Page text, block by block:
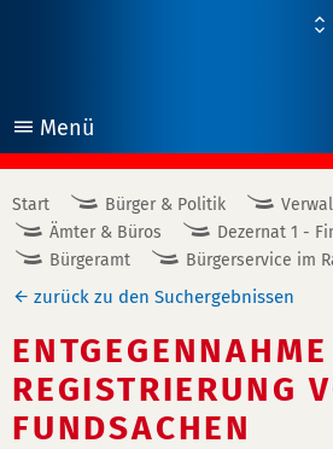
Menü
öffnen
Start Bürger & Politik
Ämter & Büros
Dezernat 1 -
Bürgeramt
Bürgerservice im
zurück zu den Suchergebnissen
REGISTRIERUNG
FUNDSACHEN